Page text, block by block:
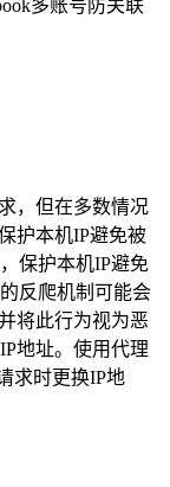
多账号防关联
，但在多数情况
护本机IP避免被
保护本机IP避免
反爬机制可能会
将此行为视为恶
地址。使用代理
求时更换IP地